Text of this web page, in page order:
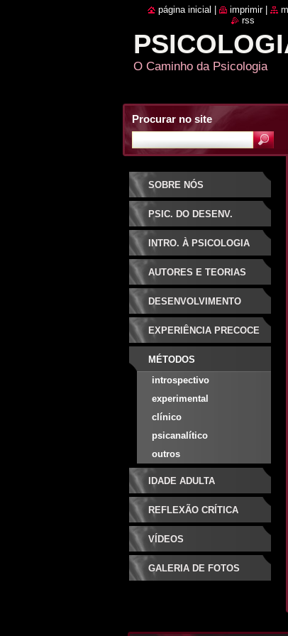
O Caminho da Psicologia
SOBRE NÓS
PSIC. DO DESENV.
INTRO. À PSICOLOGIA
AUTORES E TEORIAS
DESENVOLVIMENTO
EXPERIÊNCIA PRECOCE
MÉTODOS
introspectivo
experimental
clínico
psicanalítico
outros
IDADE ADULTA
REFLEXÃO CRÍTICA
VÍDEOS
GALERIA DE FOTOS
Procurar no site
página inicial imprimir
rss